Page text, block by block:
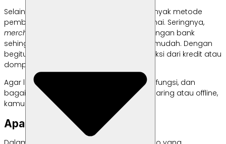
Selain itu,
juga menawarkan banyak metode
pembayaran, bisa secara daring atau tunai. Seringnya,
merchant
akan melakukan kerja sama dengan bank
sehingga proses transaksi menjadi lebih mudah. Dengan
begitu,
dapat menerima transaksi dari kredit atau
dompet elektronik.
Agar lebih memahami seputar
merchant
, fungsi, dan
bagaimana cara kerjanya dalam bisnis daring atau offline,
kamu bisa simak artikel berikut ini.
Apa Itu Merchant